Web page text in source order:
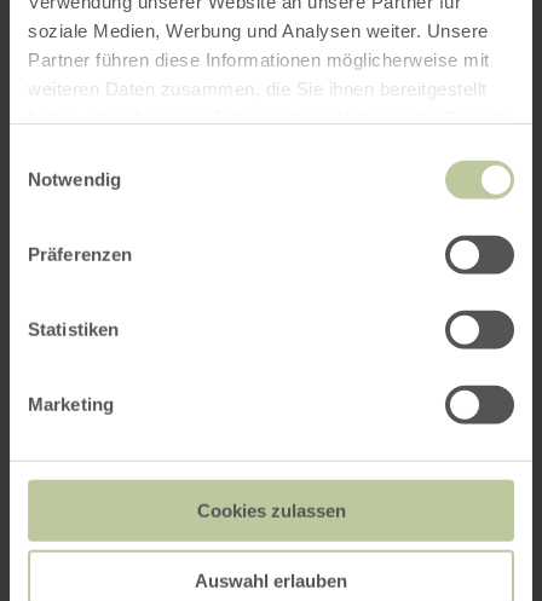
soziale Medien, Werbung und Analysen weiter. Unsere
Partner führen diese Informationen möglicherweise mit
weiteren Daten zusammen, die Sie ihnen bereitgestellt
Notwendig
Präferenzen
Statistiken
Marketing
Cookies zulassen
Auswahl erlauben
interessieren
Restaurant Talschenke